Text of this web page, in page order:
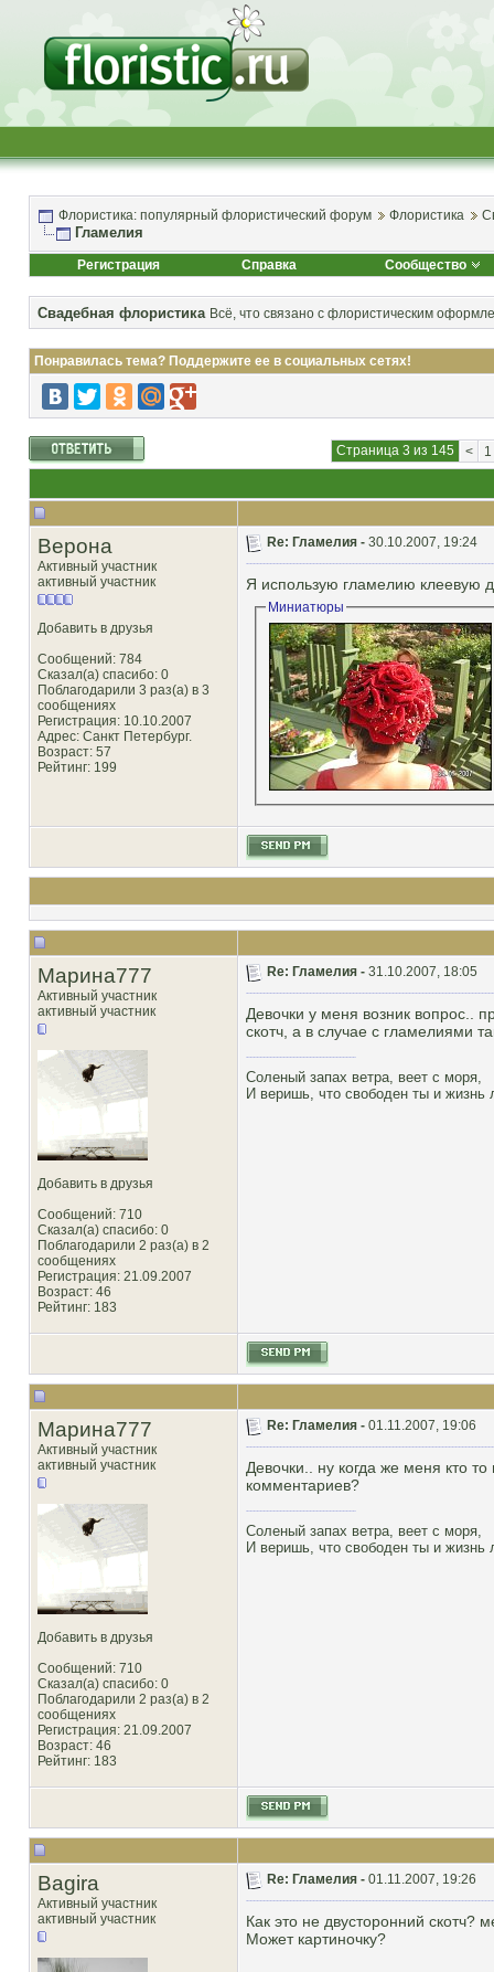
Флористика: популярный флористический форум Флористика
Гламелия
Регистрация Справка Сообщество
Свадебная флористика Всё, что связано с флористическим
Понравилась тема? Поддержите ее в социальных сетях!
Страница 3 из 145 < 1
Верона
Активный участник
активный участник
Добавить в друзья
Сообщений: 784
Сказал(а) спасибо: 0
Поблагодарили 3 раз(а) в 3
сообщениях
Регистрация: 10.10.2007
Адрес: Санкт Петербург.
Возраст: 57
Рейтинг: 199
Re: Гламелия - 30.10.2007, 19:24
Я использую гламелию клеевую
Миниатюры
Марина777
Активный участник
активный участник
Добавить в друзья
Сообщений: 710
Сказал(а) спасибо: 0
Поблагодарили 2 раз(а) в 2
сообщениях
Регистрация: 21.09.2007
Возраст: 46
Рейтинг: 183
Re: Гламелия - 31.10.2007, 18:05
Девочки у меня возник вопрос..
скотч, а в случае с гламелиями
Соленый запах ветра, веет с моря,
И веришь, что свободен ты и жизнь
Марина777
Активный участник
активный участник
Добавить в друзья
Сообщений: 710
Сказал(а) спасибо: 0
Поблагодарили 2 раз(а) в 2
сообщениях
Регистрация: 21.09.2007
Возраст: 46
Рейтинг: 183
Re: Гламелия - 01.11.2007, 19:06
Девочки.. ну когда же меня кто
комментариев?
Соленый запах ветра, веет с моря,
И веришь, что свободен ты и жизнь
Bagira
Активный участник
активный участник
Re: Гламелия - 01.11.2007, 19:26
Как это не двусторонний скотч?
Может картиночку?